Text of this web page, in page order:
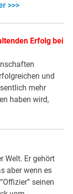
>>>
Erfolg bei
und
mehr
haben wird,
Welt. Er gehört
aber wenn es
seinen